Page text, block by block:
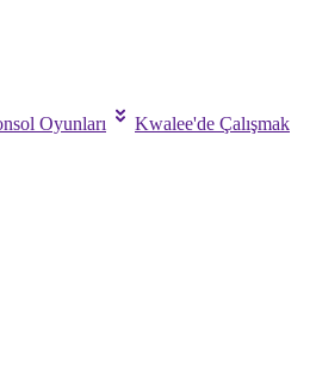
Oyunları
Kwalee'de Çalışmak